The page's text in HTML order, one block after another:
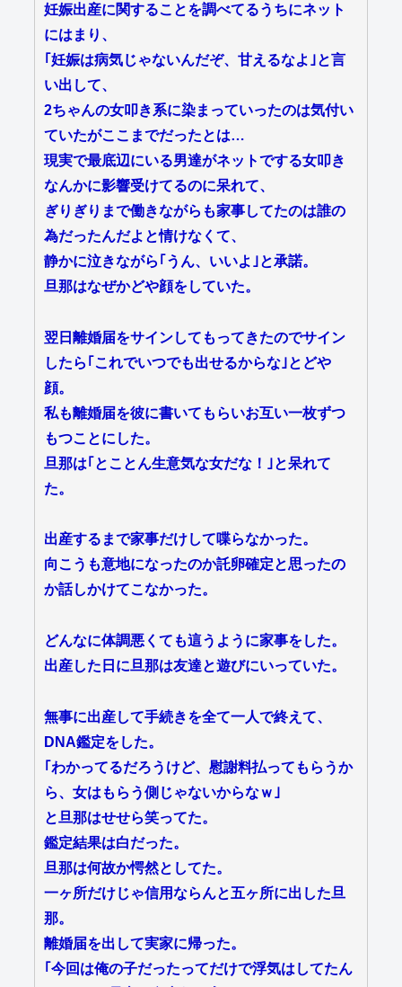
妊娠出産に関することを調べてるうちにネット
にはまり、
｢妊娠は病気じゃないんだぞ、甘えるなよ｣と言
い出して、
2ちゃんの女叩き系に染まっていったのは気付い
ていたがここまでだったとは…
現実で最底辺にいる男達がネットでする女叩き
なんかに影響受けてるのに呆れて、
ぎりぎりまで働きながらも家事してたのは誰の
為だったんだよと情けなくて、
静かに泣きながら｢うん、いいよ｣と承諾。
旦那はなぜかどや顔をしていた。
翌日離婚届をサインしてもってきたのでサイン
したら｢これでいつでも出せるからな｣とどや
顔。
私も離婚届を彼に書いてもらいお互い一枚ずつ
もつことにした。
旦那は｢とことん生意気な女だな！｣と呆れて
た。
出産するまで家事だけして喋らなかった。
向こうも意地になったのか託卵確定と思ったの
か話しかけてこなかった。
どんなに体調悪くても這うように家事をした。
出産した日に旦那は友達と遊びにいっていた。
無事に出産して手続きを全て一人で終えて、
DNA鑑定をした。
｢わかってるだろうけど、慰謝料払ってもらうか
ら、女はもらう側じゃないからなｗ｣
と旦那はせせら笑ってた。
鑑定結果は白だった。
旦那は何故か愕然としてた。
一ヶ所だけじゃ信用ならんと五ヶ所に出した旦
那。
離婚届を出して実家に帰った。
｢今回は俺の子だったってだけで浮気はしてたん